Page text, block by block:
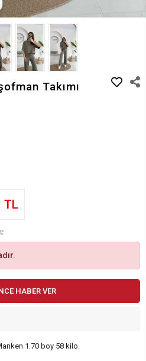
Takımı
TL
HABER VER
1.70 boy 58 kilo.